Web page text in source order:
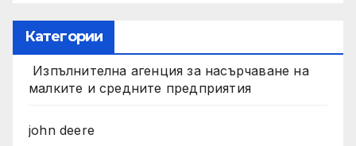
Категории
Изпълнителна агенция за насърчаване на
малките и средните предприятия
john deere